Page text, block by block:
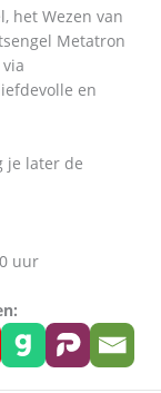
het Wezen van
Metatron
en
je later de
uur